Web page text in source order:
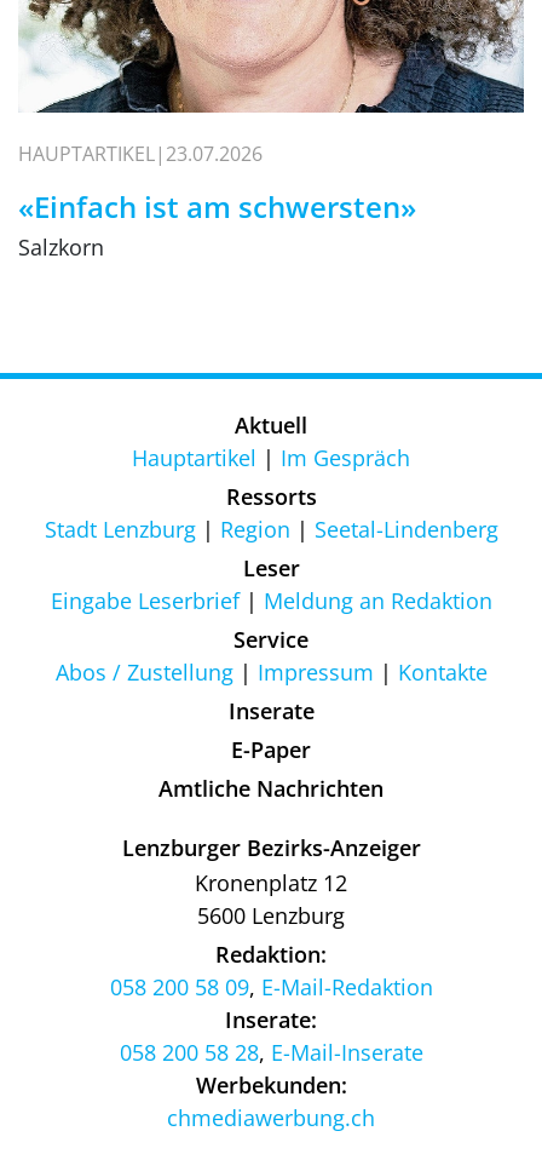
HAUPTARTIKEL 23.07.2026
«Einfach ist am schwersten»
Salzkorn
Aktuell
Hauptartikel
Im Gespräch
Ressorts
Stadt Lenzburg
Region
Seetal-Lindenberg
Leser
Eingabe Leserbrief
Meldung an Redaktion
Service
Abos / Zustellung
Impressum
Kontakte
Inserate
E-Paper
Amtliche Nachrichten
Lenzburger Bezirks-Anzeiger
Kronenplatz 12
5600 Lenzburg
Redaktion:
058 200 58 09, E-Mail-Redaktion
Inserate:
058 200 58 28, E-Mail-Inserate
Werbekunden:
chmediawerbung.ch